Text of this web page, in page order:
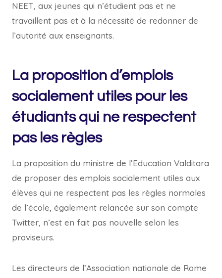
NEET, aux jeunes qui n’étudient pas et ne
travaillent pas et à la nécessité de redonner de
l’autorité aux enseignants.
La proposition d’emplois
socialement utiles pour les
étudiants qui ne respectent
pas les règles
La proposition du ministre de l’Education Valditara
de proposer des emplois socialement utiles aux
élèves qui ne respectent pas les règles normales
de l’école, également relancée sur son compte
Twitter, n’est en fait pas nouvelle selon les
proviseurs.
Les directeurs de l’Association nationale de Rome